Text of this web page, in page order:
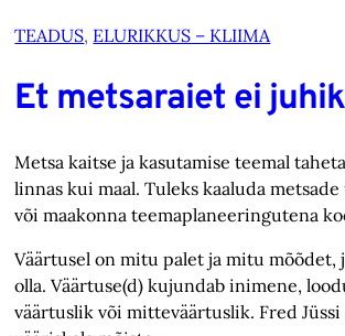
TEADUS, ELURIKKUS – KLIIMA
Et metsaraiet ei
Metsa kaitse ja kasutamise teemal
linnas kui maal. Tuleks kaaluda
või maakonna teemaplaneeringutena
Väärtusel on mitu palet ja mitu mõõdet,
olla. Väärtuse(d) kujundab inimene,
väärtuslik või mitteväärtuslik. Fred